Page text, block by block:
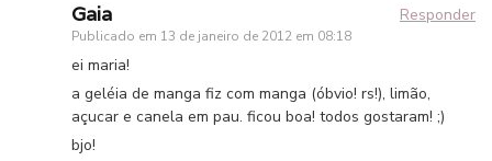
Gaia
Publicado em 13 de janeiro de 2012 em 08:18
Responder
ei maria!
a geléia de manga fiz com manga (óbvio! rs!), limão,
açucar e canela em pau. ficou boa! todos gostaram! ;)
bjo!